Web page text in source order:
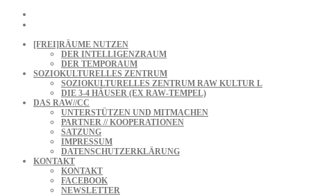
[FREI]RÄUME NUTZEN
DER INTELLIGENZRAUM
DER TEMPORAUM
SOZIOKULTURELLES ZENTRUM
SOZIOKULTURELLES ZENTRUM RAW KULTUR L
DIE 3-4 HÄUSER (EX RAW-TEMPEL)
DAS RAW//CC
UNTERSTÜTZEN UND MITMACHEN
PARTNER // KOOPERATIONEN
SATZUNG
IMPRESSUM
DATENSCHUTZERKLÄRUNG
KONTAKT
KONTAKT
FACEBOOK
NEWSLETTER